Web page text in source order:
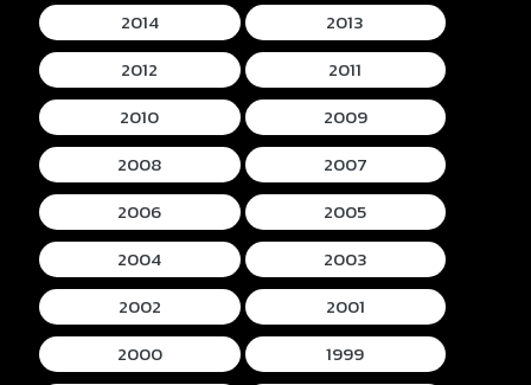
2014
2013
2012
2011
2010
2009
2008
2007
2006
2005
2004
2003
2002
2001
2000
1999